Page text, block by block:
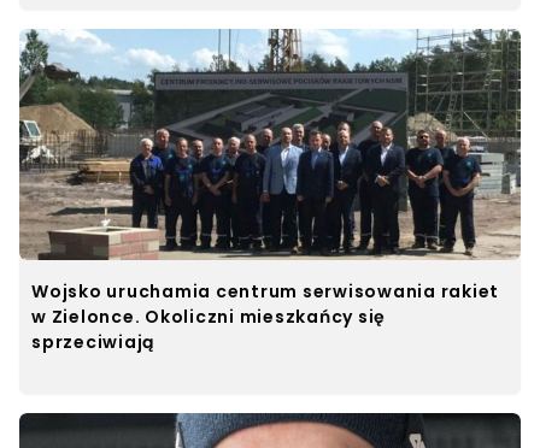
Wojsko uruchamia centrum serwisowania rakiet
w Zielonce. Okoliczni mieszkańcy się
sprzeciwiają